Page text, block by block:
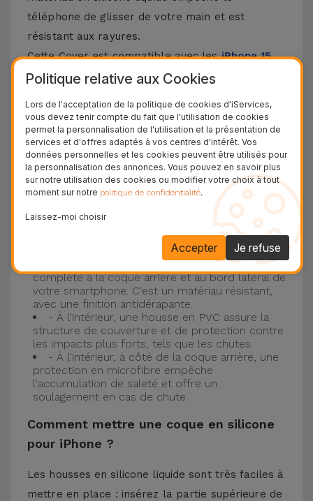
téléphone de glisser de votre main et est
résistant aux rayures.
Cette Cover est compatible avec lesiPhone 15,
14, 13, 12, entre autres, ainsi qu'avec le modèle le
Protection à 3 couches avec coques en
silicone
Nos coques en silicone pour iPhone ont une
construction robuste et de qualité, avec une
construction à trois couches, pour éviter au
maximum les accidents et les casses !
- Une première couche de silicone liquide
donne de la couleur et une couverture
complète à la coque arrière et au bord latéral de
votre smartphone. C'est un matériau résistant,
avec une finition antidérapante.
- À l'intérieur, une housse en PVC assure la
structure de couverture et de protection contre
les impacts plus forts, tels que les chutes.
- À l'intérieur, à côté de la coque arrière, une
protection en microfibre empêche
l'accumulation de saleté et offre un
soulagement en cas de chute.
Comment mettre une coque en silicone
pour iPhone ?
Les housses en silicone liquide sont très faciles à
mettre en place : insérez la partie supérieure de
Politique relative aux Cookies
Lors de l'acceptation de la politique de cookies d'iServices,
vous devez tenir compte du fait que l'utilisation de cookies
permet la personnalisation de l'utilisation et la présentation de
services et d'offres adaptés à vos centres d'intérêt. Vos
données personnelles et les cookies peuvent être utilisés pour
la personnalisation des annonces. Vous pouvez en savoir plus
sur notre utilisation des cookies ou modifier votre choix à tout
moment sur notre politique de confidentialité.
Laissez-moi choisir
Je refuse
Accepter